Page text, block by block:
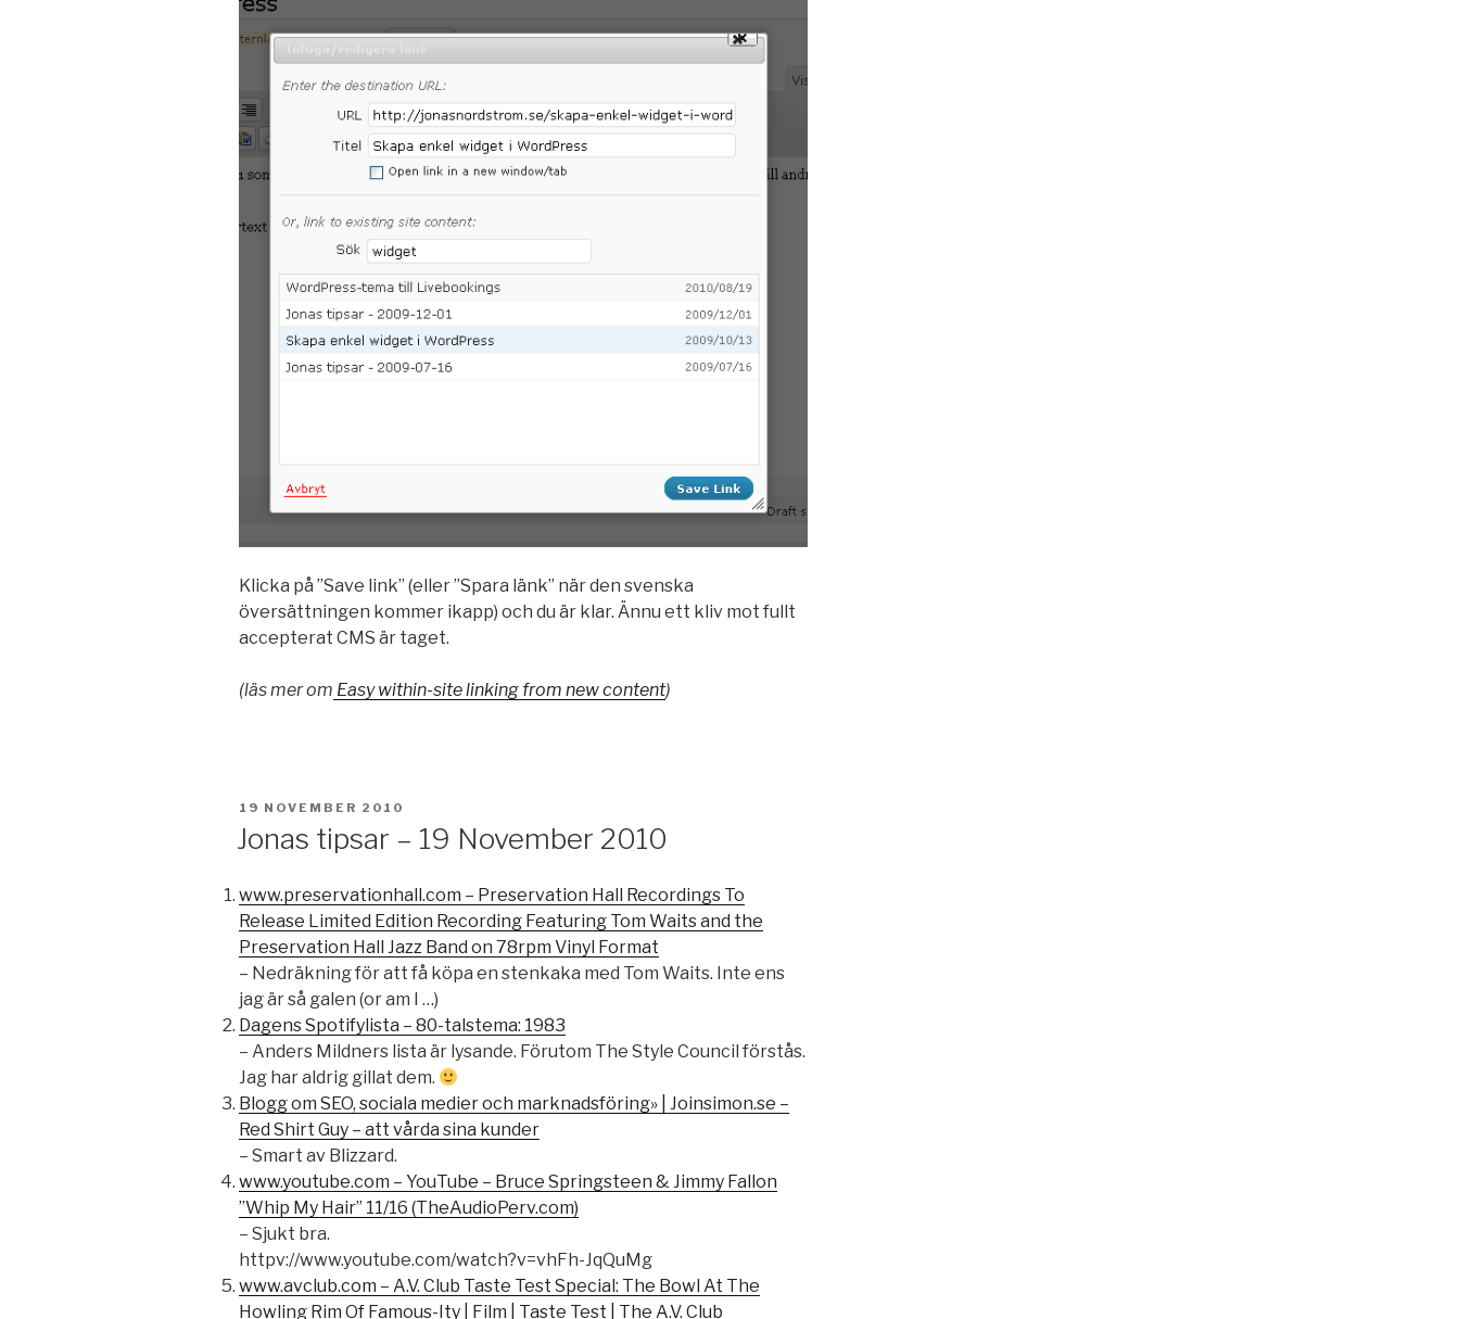
Klicka på ”Save link” (eller ”Spara länk” när den svenska
översättningen kommer ikapp) och du är klar. Ännu ett kliv mot fullt
accepterat CMS är taget.
(läs mer om Easy within-site linking from new content)
PUBLICERAT
19 NOVEMBER 2010
Jonas tipsar – 19 November 2010
www.preservationhall.com – Preservation Hall Recordings To
Release Limited Edition Recording Featuring Tom Waits and the
Preservation Hall Jazz Band on 78rpm Vinyl Format
– Nedräkning för att få köpa en stenkaka med Tom Waits. Inte ens
jag är så galen (or am I …)
Dagens Spotifylista – 80-talstema: 1983
– Anders Mildners lista är lysande. Förutom The Style Council förstås.
Jag har aldrig gillat dem.
Blogg om SEO, sociala medier och marknadsföring» | Joinsimon.se –
Red Shirt Guy – att vårda sina kunder
– Smart av Blizzard.
www.youtube.com – YouTube – Bruce Springsteen & Jimmy Fallon
”Whip My Hair” 11/16 (TheAudioPerv.com)
– Sjukt bra.
httpv://www.youtube.com/watch?v=vhFh-JqQuMg
www.avclub.com – A.V. Club Taste Test Special: The Bowl At The
Howling Rim Of Famous-Ity | Film | Taste Test | The A.V. Club